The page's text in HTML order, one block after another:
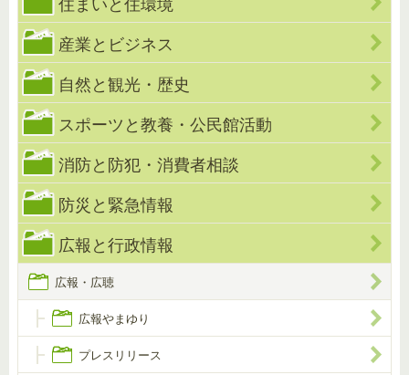
住まいと住環境
産業とビジネス
自然と観光・歴史
スポーツと教養・公民館活動
消防と防犯・消費者相談
防災と緊急情報
広報と行政情報
広報・広聴
広報やまゆり
プレスリリース